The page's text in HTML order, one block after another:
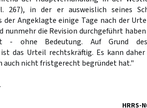
267), in der er ausweislich seines
Angeklagte einige Tage nach der
nunmehr die Revision durchgeführt
- ohne Bedeutung. Auf Grund
das Urteil rechtskräftig. Es kann daher
auch nicht fristgerecht begründet hat."
HRRS-